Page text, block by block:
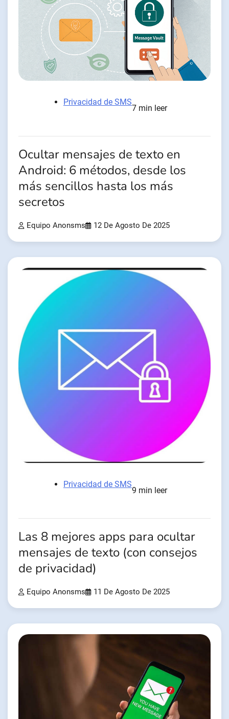
Privacidad de SMS
7 min leer
Ocultar mensajes de texto en
Android: 6 métodos, desde los
más sencillos hasta los más
secretos
Equipo Anonsms 12 De Agosto De 2025
Privacidad de SMS
9 min leer
Las 8 mejores apps para ocultar
mensajes de texto (con consejos
de privacidad)
Equipo Anonsms 11 De Agosto De 2025